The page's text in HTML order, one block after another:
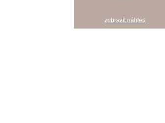
zobrazit náhled